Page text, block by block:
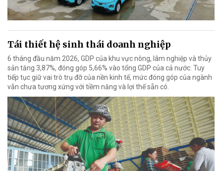
Tái thiết hệ sinh thái doanh nghiệp
6 tháng đầu năm 2026, GDP của khu vực nông, lâm nghiệp và thủy
sản tăng 3,87%, đóng góp 5,66% vào tổng GDP của cả nước. Tuy
tiếp tục giữ vai trò trụ đỡ của nền kinh tế, mức đóng góp của ngành
vẫn chưa tương xứng với tiềm năng và lợi thế sẵn có.